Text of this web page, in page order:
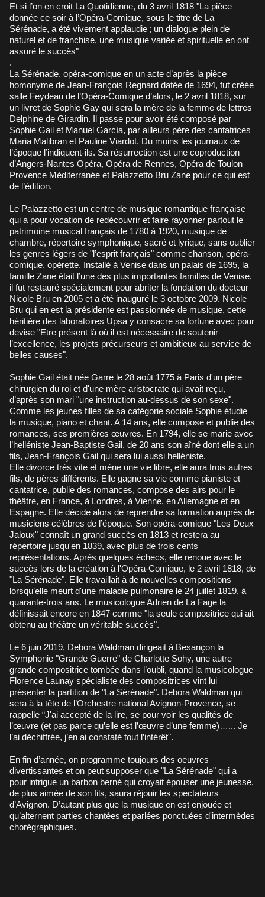
Et si l’on en croit La Quotidienne, du 3 avril 1818 "La pièce
donnée ce soir à l’Opéra-Comique, sous le titre de La
Sérénade, a été vivement applaudie ; un dialogue plein de
naturel et de franchise, une musique variée et spirituelle en ont
assuré le succès"
.
La Sérénade, opéra-comique en un acte d’après la pièce
homonyme de Jean-François Regnard datée de 1694, fut créée
salle Feydeau de l’Opéra-Comique d’alors, le 2 avril 1818, sur
un livret de Sophie Gay qui sera la mère de la femme de lettres
Delphine de Girardin. Il passe pour avoir été composé par
Sophie Gail et Manuel García, par ailleurs père des cantatrices
Maria Malibran et Pauline Viardot. Du moins les journaux de
l’époque l’indiquent-ils. Sa résurrection est une coproduction
d’Angers-Nantes Opéra, Opéra de Rennes, Opéra de Toulon
Provence Méditerranée et Palazzetto Bru Zane pour ce qui est
de l’édition.
Le Palazzetto est un centre de musique romantique française
qui a pour vocation de redécouvrir et faire rayonner partout le
patrimoine musical français de 1780 à 1920, musique de
chambre, répertoire symphonique, sacré et lyrique, sans oublier
les genres légers de "l’esprit français" comme chanson, opéra-
comique, opérette. Installé à Venise dans un palais de 1695, la
famille Zane était l’une des plus importantes familles de Venise,
il fut restauré spécialement pour abriter la fondation du docteur
Nicole Bru en 2005 et a été inauguré le 3 octobre 2009. Nicole
Bru qui en est la présidente est passionnée de musique, cette
héritière des laboratoires Upsa y consacre sa fortune avec pour
devise "Etre présent là où il est nécessaire de soutenir
l’excellence, les projets précurseurs et ambitieux au service de
belles causes".
Sophie Gail était née Garre le 28 août 1775 à Paris d'un père
chirurgien du roi et d'une mère aristocrate qui avait reçu,
d’après son mari "une instruction au-dessus de son sexe".
Comme les jeunes filles de sa catégorie sociale Sophie étudie
la musique, piano et chant. A 14 ans, elle compose et publie des
romances, ses premières œuvres. En 1794, elle se marie avec
l’helléniste Jean-Baptiste Gail, de 20 ans son aîné dont elle a un
fils, Jean-François Gail qui sera lui aussi helléniste.
Elle divorce très vite et mène une vie libre, elle aura trois autres
fils, de pères différents. Elle gagne sa vie comme pianiste et
cantatrice, publie des romances, compose des airs pour le
théâtre, en France, à Londres, à Vienne, en Allemagne et en
Espagne. Elle décide alors de reprendre sa formation auprès de
musiciens célèbres de l’époque. Son opéra-comique "Les Deux
Jaloux" connaît un grand succès en 1813 et restera au
répertoire jusqu'en 1839, avec plus de trois cents
représentations. Après quelques échecs, elle renoue avec le
succès lors de la création à l'Opéra-Comique, le 2 avril 1818, de
"La Sérénade". Elle travaillait à de nouvelles compositions
lorsqu’elle meurt d'une maladie pulmonaire le 24 juillet 1819, à
quarante-trois ans. Le musicologue Adrien de La Fage la
définissait encore en 1847 comme "la seule compositrice qui ait
obtenu au théâtre un véritable succès".
Le 6 juin 2019, Debora Waldman dirigeait à Besançon la
Symphonie "Grande Guerre" de Charlotte Sohy, une autre
grande compositrice tombée dans l’oubli, quand la musicologue
Florence Launay spécialiste des compositrices vint lui
présenter la partition de "La Sérénade". Debora Waldman qui
sera à la tête de l’Orchestre national Avignon-Provence, se
rappelle “J'ai accepté de la lire, se pour voir les qualités de
l’œuvre (et pas parce qu’elle est l’œuvre d’une femme)…... Je
l’ai déchiffrée, j’en ai constaté tout l’intérêt".
En fin d’année, on programme toujours des oeuvres
divertissantes et on peut supposer que "La Sérénade" qui a
pour intrigue un barbon berné qui croyait épouser une jeunesse,
de plus aimée de son fils, saura réjouir les spectateurs
d’Avignon. D’autant plus que la musique en est enjouée et
qu’alternent parties chantées et parlées ponctuées d'intermèdes
chorégraphiques.